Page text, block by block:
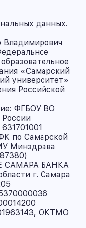
данных.
Владимирович
«Самарский
университет»
Российской
ФГБОУ ВО
по Самарской
Минздрава
САМАРА БАНКА
г. Самара
ОКТМО